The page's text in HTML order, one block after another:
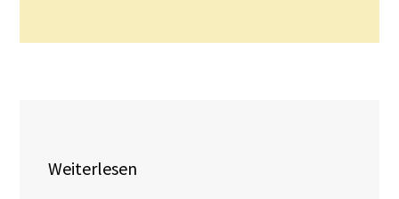
Weiterlesen